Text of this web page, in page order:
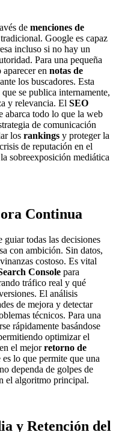
de menciones de
Google es capaz
incluso si no hay un
Para una pequeña
en notas de
los buscadores. Esta
se publica internamente,
y relevancia. El SEO
abarca todo lo que la web
de comunicación
los rankings y proteger la
de reputación en el
sobreexposición mediática
Continua
guiar todas las decisiones
con ambición. Sin datos,
costoso. Es vital
Console para
tráfico real y qué
El análisis
de mejora y detectar
técnicos. Para una
rápidamente basándose
optimizar el
el mejorretorno de
lo que permite que una
dependa de golpes de
el algoritmo principal.
y Retención del